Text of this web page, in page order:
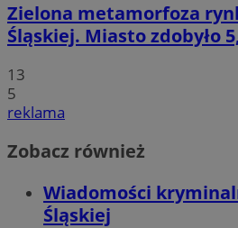
Zielona metamorfoza
Śląskiej. Miasto zdobyło
13
5
reklama
Zobacz również
Wiadomości
Śląskiej